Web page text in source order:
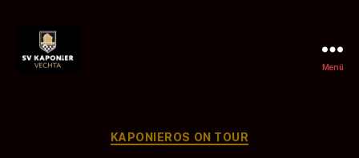
Menü
Kategorien
KAPONIEROS ON TOUR